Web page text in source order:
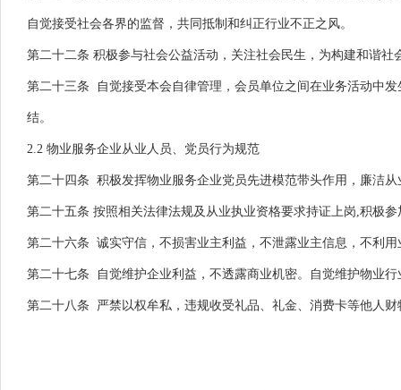
自觉接受社会各界的监督，共同抵制和纠正行业不正之风。
第二十二条 积极参与社会公益活动，关注社会民生，为构建和谐社
第二十三条 自觉接受本会自律管理，会员单位之间在业务活动中
结。
2.2 物业服务企业从业人员、党员行为规范
第二十四条 积极发挥物业服务企业党员先进模范带头作用，廉洁
第二十五条 按照相关法律法规及从业执业资格要求持证上岗,积极
第二十六条 诚实守信，不损害业主利益，不泄露业主信息，不利
第二十七条 自觉维护企业利益，不透露商业机密。自觉维护物业
第二十八条 严禁以权牟私，违规收受礼品、礼金、消费卡等他人